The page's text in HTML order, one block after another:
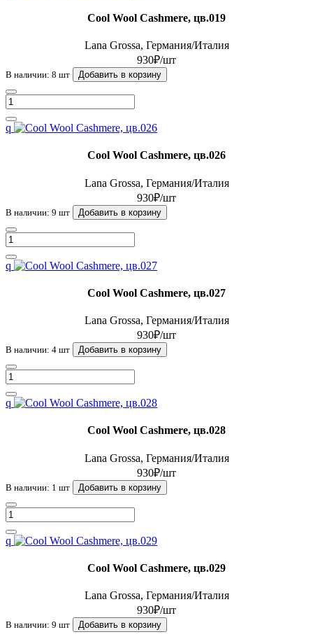
Cool Wool Cashmere, цв.019
Lana Grossa, Германия/Италия
930₽/шт
В наличии: 8 шт Добавить в корзину
q
Cool Wool Cashmere, цв.026
Lana Grossa, Германия/Италия
930₽/шт
В наличии: 9 шт Добавить в корзину
q
Cool Wool Cashmere, цв.027
Lana Grossa, Германия/Италия
930₽/шт
В наличии: 4 шт Добавить в корзину
q
Cool Wool Cashmere, цв.028
Lana Grossa, Германия/Италия
930₽/шт
В наличии: 1 шт Добавить в корзину
q
Cool Wool Cashmere, цв.029
Lana Grossa, Германия/Италия
930₽/шт
В наличии: 9 шт Добавить в корзину